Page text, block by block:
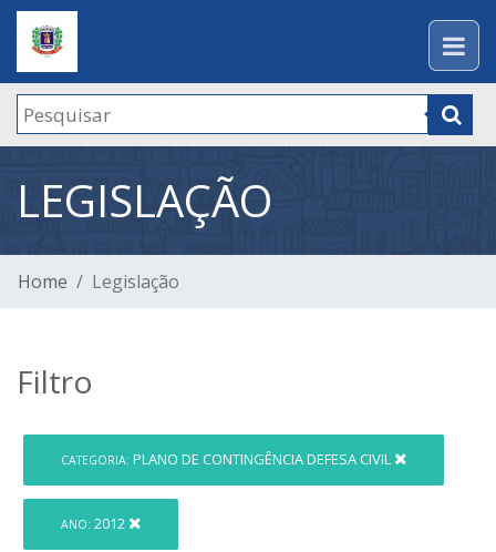
LEGISLAÇÃO
Home Legislação
Filtro
CATEGORIA: PLANO DE CONTINGÊNCIA DEFESA CIVIL
ANO: 2012